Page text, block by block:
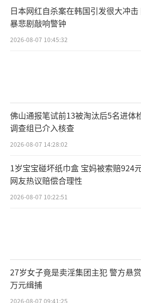
日本网红自杀案在韩国引发很大冲击
暴悲剧敲响警钟
2026-08-07 10:45:32
佛山通报笔试前13被淘汰后5名进体
调查组已介入核查
2026-08-07 14:28:02
1岁宝宝碰坏纸巾盒 宝妈被索赔924
网友热议赔偿合理性
2026-08-07 10:22:51
27岁女子竟是卖淫集团主犯 警方悬
万元缉捕
2026-08-07 09:41:25